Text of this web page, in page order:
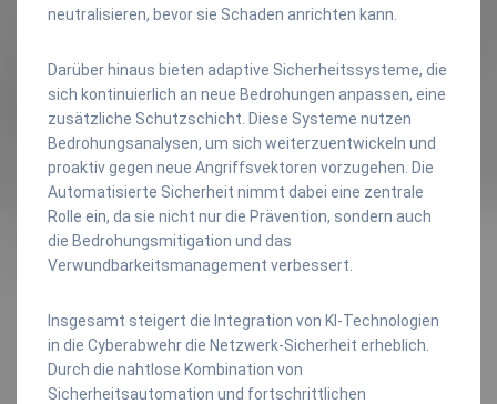
neutralisieren, bevor sie Schaden anrichten kann.
Darüber hinaus bieten adaptive Sicherheitssysteme, die
sich kontinuierlich an neue Bedrohungen anpassen, eine
zusätzliche Schutzschicht. Diese Systeme nutzen
Bedrohungsanalysen, um sich weiterzuentwickeln und
proaktiv gegen neue Angriffsvektoren vorzugehen. Die
Automatisierte Sicherheit nimmt dabei eine zentrale
Rolle ein, da sie nicht nur die Prävention, sondern auch
die Bedrohungsmitigation und das
Verwundbarkeitsmanagement verbessert.
Insgesamt steigert die Integration von KI-Technologien
in die Cyberabwehr die Netzwerk-Sicherheit erheblich.
Durch die nahtlose Kombination von
Sicherheitsautomation und fortschrittlichen